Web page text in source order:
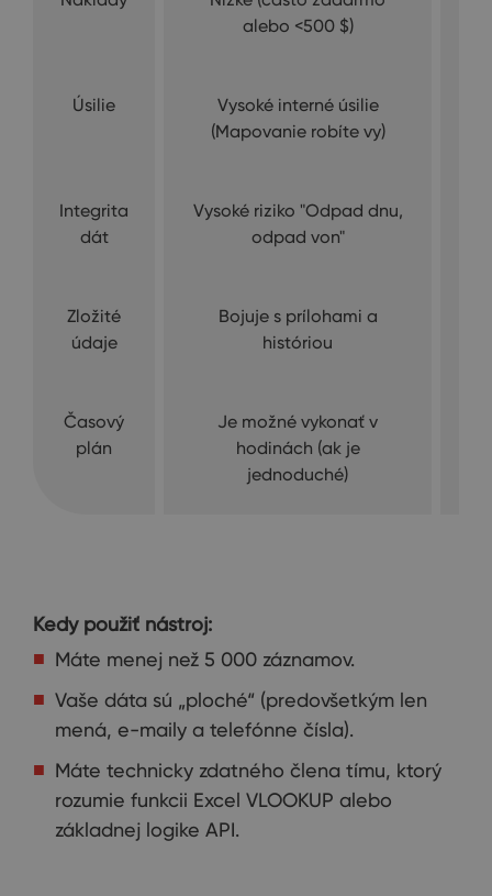
alebo <500 $)
Úsilie
Vysoké interné úsilie
(Mapovanie robíte vy)
Integrita
dát
Vysoké riziko "Odpad dnu,
odpad von"
Zložité
údaje
Bojuje s prílohami a
históriou
Časový
plán
Je možné vykonať v
hodinách (ak je
jednoduché)
Kedy použiť nástroj:
Máte menej než 5 000 záznamov.
Vaše dáta sú „ploché“ (predovšetkým len
mená, e-maily a telefónne čísla).
Máte technicky zdatného člena tímu, ktorý
rozumie funkcii Excel VLOOKUP alebo
základnej logike API.